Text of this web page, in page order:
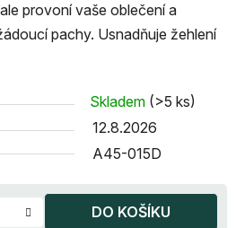
provoní vaše oblečení a
pachy. Usnadňuje žehlení
Skladem (>5 ks)
12.8.2026
A45-015D
DO KOŠÍKU